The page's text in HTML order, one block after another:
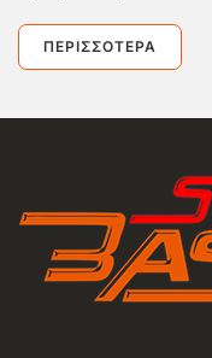
ΠΕΡΙΣΣΌΤΕΡΑ